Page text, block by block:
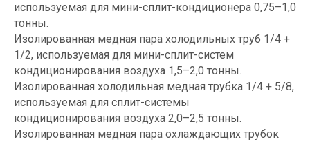
используемая для мини-сплит-кондиционера 0,75–1,0
тонны.
Изолированная медная пара холодильных труб 1/4 +
1/2, используемая для мини-сплит-систем
кондиционирования воздуха 1,5–2,0 тонны.
Изолированная холодильная медная трубка 1/4 + 5/8,
используемая для сплит-системы
кондиционирования воздуха 2,0–2,5 тонны.
Изолированная медная пара охлаждающих трубок